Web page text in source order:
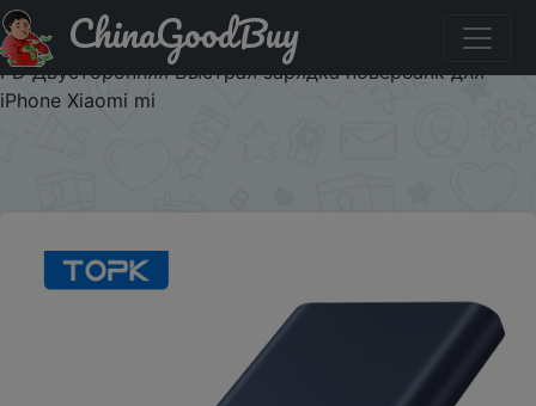
Придбати TOPK Power Bank 10000 мАч портативное
зарядное устройство LED Внешняя батарея PowerBank
PD Двусторонняя Быстрая зарядка повербанк для
iPhone Xiaomi mi
ChinaGoodBuy